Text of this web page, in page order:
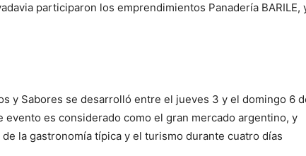
participaron los emprendimientos Panadería BARILE,
y Sabores se desarrolló entre el jueves 3 y el domingo 6
evento es considerado como el gran mercado argentino, y
la gastronomía típica y el turismo durante cuatro días